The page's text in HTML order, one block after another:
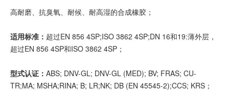
高耐磨、抗臭氧、耐候、耐高湿的合成橡胶；
适用标准： 超过EN 856 4SP;ISO 3862 4SP;DN 16和19:薄外层，
超过EN 856 4SP和ISO 3862 4SP；
型式认证： ABS; DNV-GL; DNV-GL (MED); BV; FRAS; CU-
TR;MA; MSHA;RINA; B; LR;NK; DB (EN 45545-2);CCS; KRS；